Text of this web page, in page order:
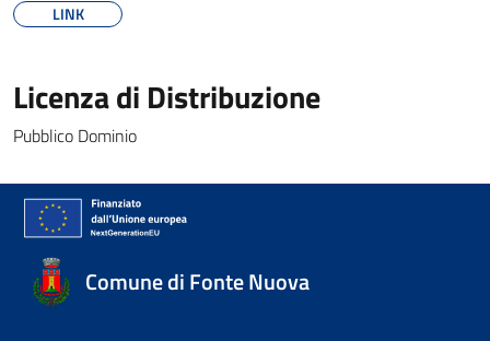
LINK
Licenza di Distribuzione
Pubblico Dominio
Comune di Fonte Nuova